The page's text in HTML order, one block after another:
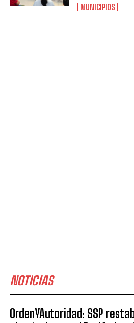
MUNICIPIOS
NOTICIAS
OrdenYAutoridad: SSP